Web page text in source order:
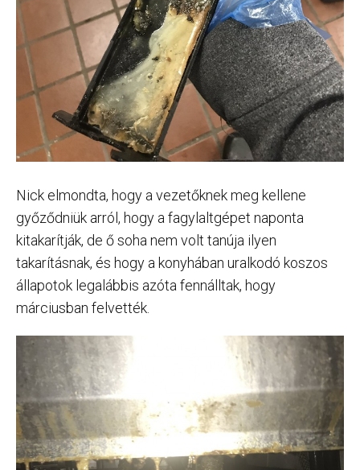
Nick elmondta, hogy a vezetőknek meg kellene
győződniük arról, hogy a fagylaltgépet naponta
kitakarítják, de ő soha nem volt tanúja ilyen
takarításnak, és hogy a konyhában uralkodó koszos
állapotok legalábbis azóta fennálltak, hogy
márciusban felvették.